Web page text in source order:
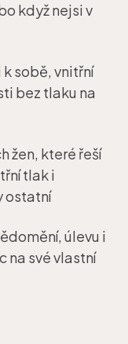
když nejsi v
sobě, vnitřní
bez tlaku na
žen, které řeší
tlak i
ostatní
úlevu i
na své vlastní